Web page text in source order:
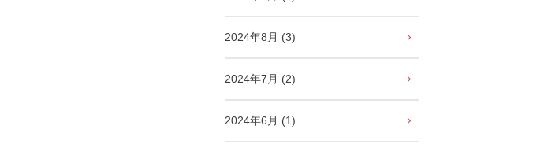
2024年8月 (3)
2024年7月 (2)
2024年6月 (1)